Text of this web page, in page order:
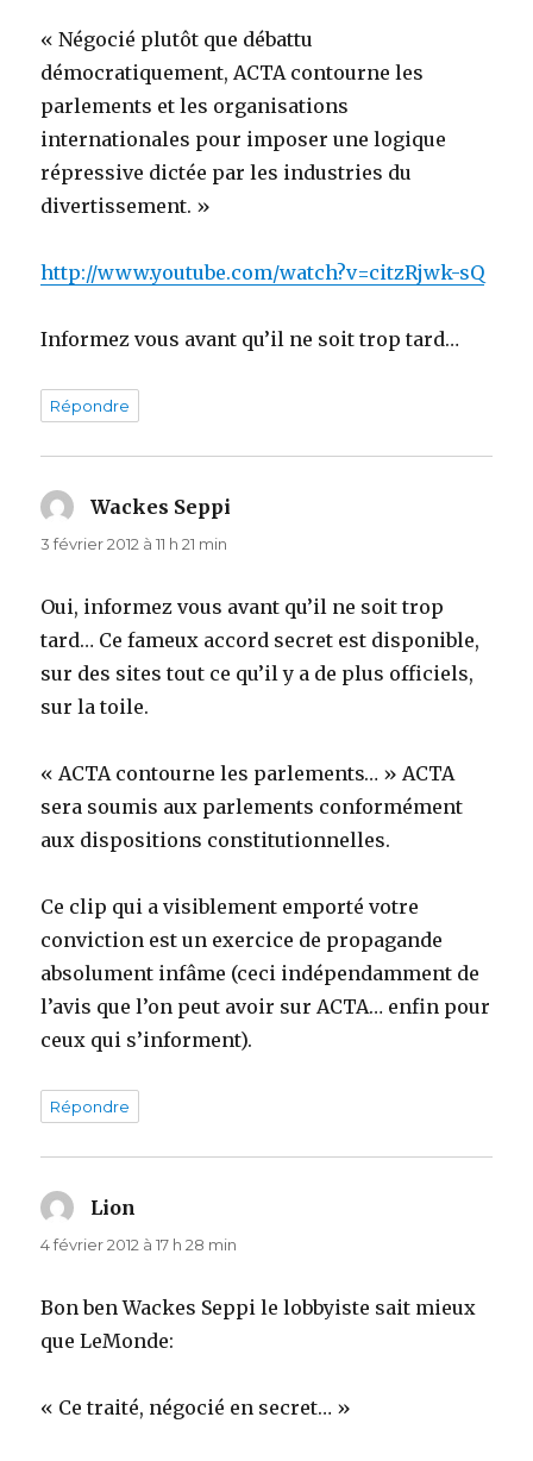
« Négocié plutôt que débattu
démocratiquement, ACTA contourne les
parlements et les organisations
internationales pour imposer une logique
répressive dictée par les industries du
divertissement. »
http://www.youtube.com/watch?v=citzRjwk-sQ
Informez vous avant qu’il ne soit trop tard…
Répondre
Wackes Seppi
3 février 2012 à 11 h 21 min
Oui, informez vous avant qu’il ne soit trop
tard… Ce fameux accord secret est disponible,
sur des sites tout ce qu’il y a de plus officiels,
sur la toile.
« ACTA contourne les parlements… » ACTA
sera soumis aux parlements conformément
aux dispositions constitutionnelles.
Ce clip qui a visiblement emporté votre
conviction est un exercice de propagande
absolument infâme (ceci indépendamment de
l’avis que l’on peut avoir sur ACTA… enfin pour
ceux qui s’informent).
Répondre
Lion
4 février 2012 à 17 h 28 min
Bon ben Wackes Seppi le lobbyiste sait mieux
que LeMonde:
« Ce traité, négocié en secret… »